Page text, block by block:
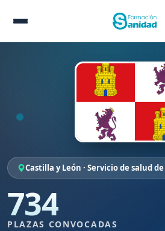
Castilla y León · Servicio de salud
734
PLAZAS CONVOCADAS